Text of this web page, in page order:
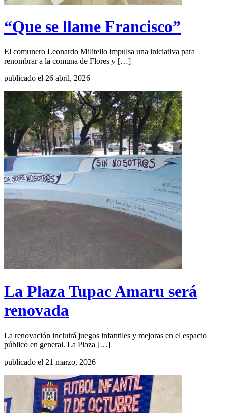
“Que se llame Francisco”
El comunero Leonardo Militello impulsa una iniciativa para
renombrar a la comuna de Flores y […]
publicado el 26 abril, 2026
La Plaza Tupac Amaru será
renovada
La renovación incluirá juegos infantiles y mejoras en el espacio
público en general. La Plaza […]
publicado el 21 marzo, 2026